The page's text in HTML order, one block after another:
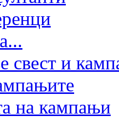
свест и
на кампањи